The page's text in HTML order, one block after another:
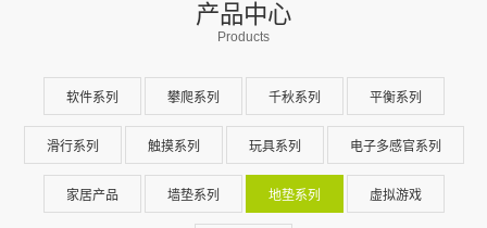
产品中心
Products
软件系列 攀爬系列 千秋系列 平衡系列
滑行系列 触摸系列 玩具系列 电子多感官系列
家居产品 墙垫系列 地垫系列 虚拟游戏